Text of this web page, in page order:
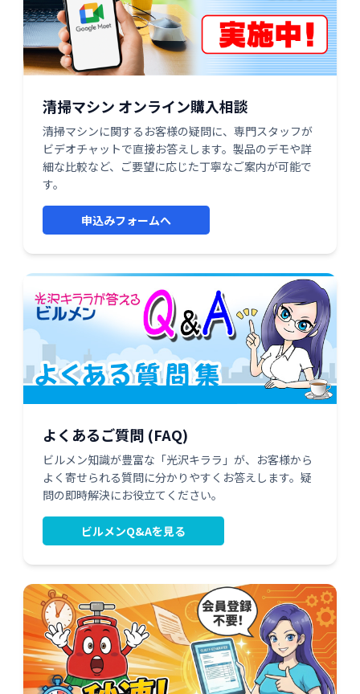
清掃マシン オンライン購入相談
清掃マシンに関するお客様の疑問に、専門スタッフが
ビデオチャットで直接お答えします。製品のデモや詳
細な比較など、ご要望に応じた丁寧なご案内が可能で
す。
申込みフォームへ
よくあるご質問 (FAQ)
ビルメン知識が豊富な「光沢キララ」が、お客様から
よく寄せられる質問に分かりやすくお答えします。疑
問の即時解決にお役立てください。
ビルメンQ&Aを見る